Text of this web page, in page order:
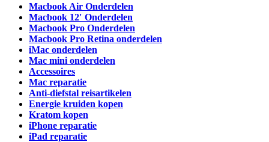
Macbook Air Onderdelen
Macbook 12′ Onderdelen
Macbook Pro Onderdelen
Macbook Pro Retina onderdelen
iMac onderdelen
Mac mini onderdelen
Accessoires
Mac reparatie
Anti-diefstal reisartikelen
Energie kruiden kopen
Kratom kopen
iPhone reparatie
iPad reparatie